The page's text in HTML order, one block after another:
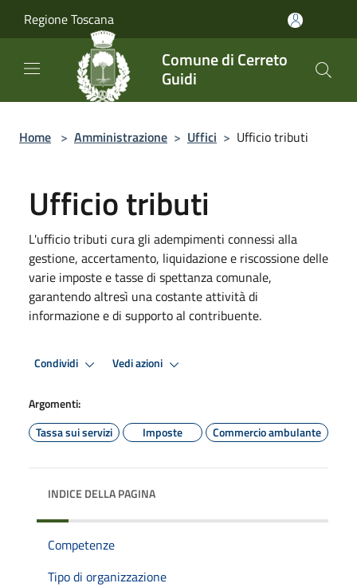
Regione Toscana
Comune di Cerreto
Guidi
Home > Amministrazione > Uffici > Ufficio tributi
Ufficio tributi
L'ufficio tributi cura gli adempimenti connessi alla
gestione, accertamento, liquidazione e riscossione delle
varie imposte e tasse di spettanza comunale,
garantendo altresì una costante attività di
informazione e di supporto al contribuente.
Condividi Vedi azioni
Argomenti:
Tassa sui servizi
Imposte Commercio ambulante
INDICE DELLA PAGINA
Competenze
Tipo di organizzazione